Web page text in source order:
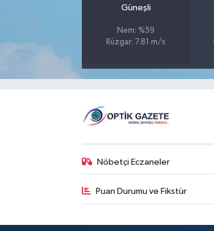
Güneşli
Nem: %59
Rüzgar: 7.81 m/s
Nöbetçi Eczaneler
Puan Durumu ve Fikstür